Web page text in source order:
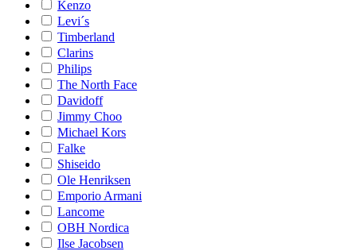
Kenzo
Levi´s
Timberland
Clarins
Philips
The North Face
Davidoff
Jimmy Choo
Michael Kors
Falke
Shiseido
Ole Henriksen
Emporio Armani
Lancome
OBH Nordica
Ilse Jacobsen